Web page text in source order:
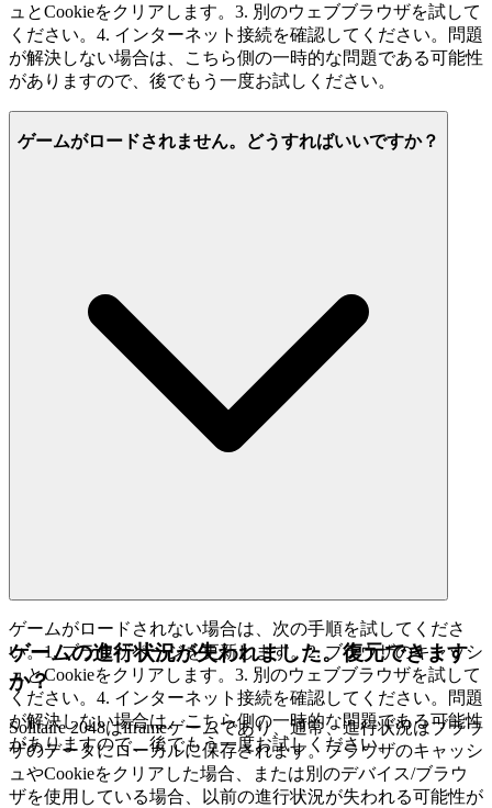
ュとCookieをクリアします。3. 別のウェブブラウザを試して
ください。4. インターネット接続を確認してください。問題
が解決しない場合は、こちら側の一時的な問題である可能性
がありますので、後でもう一度お試しください。
ゲームがロードされません。どうすればいいですか？
ゲームがロードされない場合は、次の手順を試してくださ
い。1. ブラウザページを更新します。2. ブラウザのキャッシ
ュとCookieをクリアします。3. 別のウェブブラウザを試して
ください。4. インターネット接続を確認してください。問題
が解決しない場合は、こちら側の一時的な問題である可能性
がありますので、後でもう一度お試しください。
ゲームの進行状況が失われました。復元できます
か？
Solitaire 2048はiframeゲームであり、通常、進行状況はブラウ
ザのデータにローカルに保存されます。ブラウザのキャッシ
ュやCookieをクリアした場合、または別のデバイス/ブラウ
ザを使用している場合、以前の進行状況が失われる可能性が